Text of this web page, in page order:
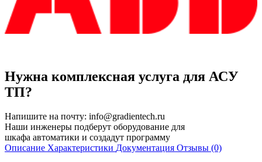
Нужна комплексная услуга для АСУ
ТП?
Напишите на почту: info@gradientech.ru
Наши инженеры подберут оборудование для
шкафа автоматики и создадут программу
Описание Характеристики Документация Отзывы (0)